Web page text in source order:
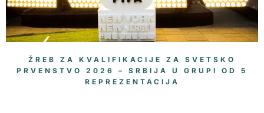
ŽREB ZA KVALIFIKACIJE ZA SVETSKO
PRVENSTVO 2026 – SRBIJA U GRUPI OD 5
REPREZENTACIJA